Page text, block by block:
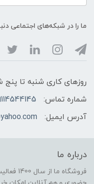
ما را در شبکه‌های اجتماعی
روزهای کاری شنبه تا
شماره تماس:
آدرس ایمیل:
درباره ما